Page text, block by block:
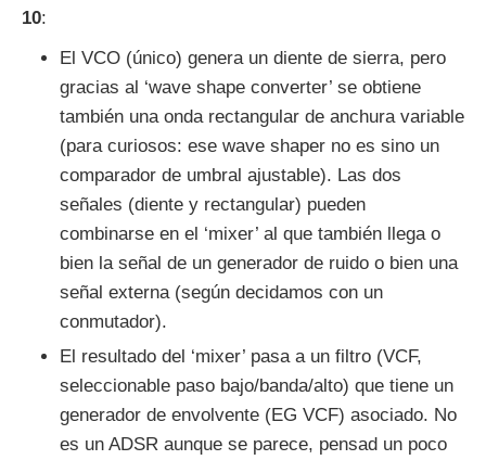
10:
El VCO (único) genera un diente de sierra, pero
gracias al ‘wave shape converter’ se obtiene
también una onda rectangular de anchura variable
(para curiosos: ese wave shaper no es sino un
comparador de umbral ajustable). Las dos
señales (diente y rectangular) pueden
combinarse en el ‘mixer’ al que también llega o
bien la señal de un generador de ruido o bien una
señal externa (según decidamos con un
conmutador).
El resultado del ‘mixer’ pasa a un filtro (VCF,
seleccionable paso bajo/banda/alto) que tiene un
generador de envolvente (EG VCF) asociado. No
es un ADSR aunque se parece, pensad un poco